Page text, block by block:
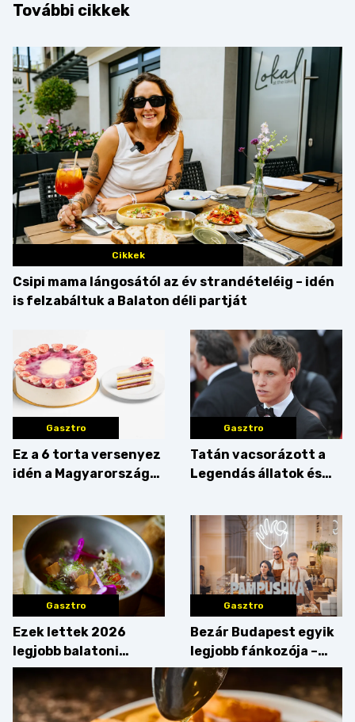
További cikkek
Cikkek
Csipi mama lángosától az év strandételéig – idén
is felzabáltuk a Balaton déli partját
Gasztro
Ez a 6 torta versenyez
idén a Magyarország
Gasztro
Tatán vacsorázott a
Legendás állatok és
Gasztro
Ezek lettek 2026
legjobb balatoni
strandételei –
végigkóstoltuk a
győzteseket
Gasztro
Bezár Budapest egyik
legjobb fánkozója –
búcsúzik a Pampushka